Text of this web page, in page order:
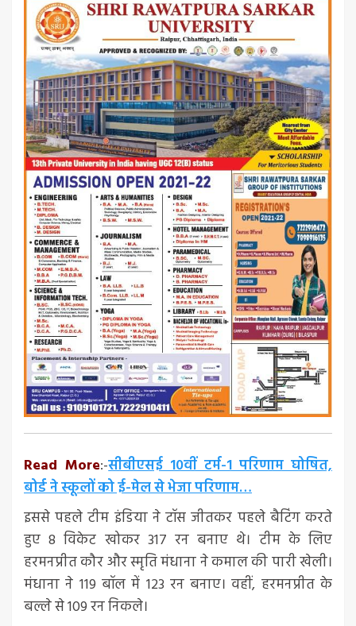
Read More:-सीबीएसई 10वीं टर्म-1 परिणाम घोषित,
बोर्ड ने स्कूलों को ई-मेल से भेजा परिणाम…
इससे पहले टीम इंडिया ने टॉस जीतकर पहले बैटिंग करते
हुए 8 विकेट खोकर 317 रन बनाए थे। टीम के लिए
हरमनप्रीत कौर और स्मृति मंधाना ने कमाल की पारी खेली।
मंधाना ने 119 बॉल में 123 रन बनाए। वहीं, हरमनप्रीत के
बल्ले से 109 रन निकले।